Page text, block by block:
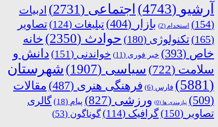
آرشیو (4743) اجتماعی (2731)
ادبیات
(154)
استخدام (2) بازار (404) تبلیغات (124)
تصاویر
(165)
تکنولوژی (180) حوادث (2350)
خانه
خاص (393) خبر فوری (11) خواندنی (151)
دانش و
سلامت (722) سیاسی (1907)
شهرستان
(5881)
فارس (6) فرهنگی هنری (487)
مقالات
(509)
نیازمندی ها (0) ورزشی (827) پیام (18)
گالری
تصاویر (150) گرافیک (114) گوناگون (53)